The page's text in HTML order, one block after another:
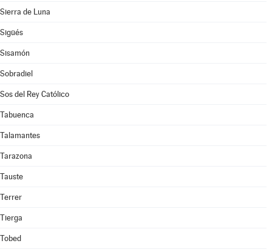
Sierra de Luna
Sigüés
Sisamón
Sobradiel
Sos del Rey Católico
Tabuenca
Talamantes
Tarazona
Tauste
Terrer
Tierga
Tobed